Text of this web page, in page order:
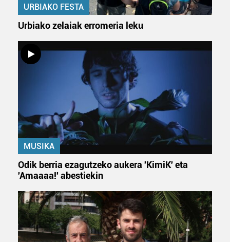
URBIAKO FESTA
Urbiako zelaiak erromeria leku
MUSIKA
Odik berria ezagutzeko aukera 'KimiK' eta
'Amaaaa!' abestiekin